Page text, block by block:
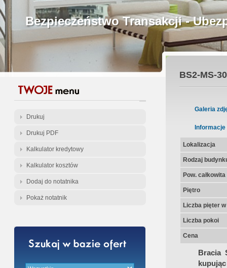
Bezpieczeństwo Transakcji -
Licencjonowani Pośrednicy
Gwarancja Zwrotu Zadatku
Gratis - Przedwstępna Umowa
Drukuj
Drukuj PDF
Kalkulator kredytowy
Kalkulator kosztów
Dodaj do notatnika
Pokaż notatnik
BS2-MS-
Galeria
Informacje
Lokalizacja
Rodzaj
Pow.
Piętro
Liczba pięter
Liczba pokoi
Cena
Bracia